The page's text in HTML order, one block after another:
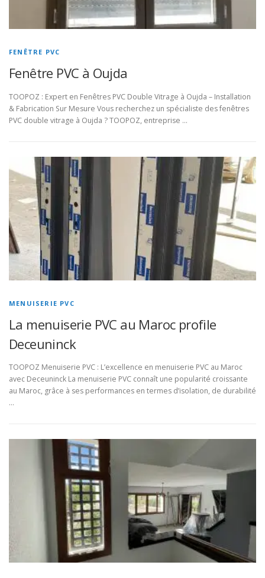
FENÊTRE PVC
Fenêtre PVC à Oujda
TOOPOZ : Expert en Fenêtres PVC Double Vitrage à Oujda – Installation
& Fabrication Sur Mesure Vous recherchez un spécialiste des fenêtres
PVC double vitrage à Oujda ? TOOPOZ, entreprise …
MENUISERIE PVC
La menuiserie PVC au Maroc profile
Deceuninck
TOOPOZ Menuiserie PVC : L’excellence en menuiserie PVC au Maroc
avec Deceuninck La menuiserie PVC connaît une popularité croissante
au Maroc, grâce à ses performances en termes d’isolation, de durabilité
…